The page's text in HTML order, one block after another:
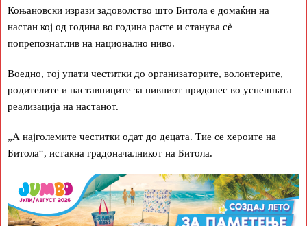
Коњановски изрази задоволство што Битола е домаќин на
настан кој од година во година расте и станува сè
попрепознатлив на национално ниво.
Воедно, тој упати честитки до организаторите, волонтерите,
родителите и наставниците за нивниот придонес во успешната
реализација на настанот.
„А најголемите честитки одат до децата. Тие се хероите на
Битола“, истакна градоначалникот на Битола.